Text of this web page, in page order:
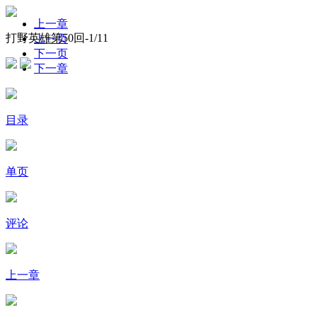
打野英雄第50回-1/11
上一章
上一页
下一页
下一章
目录
单页
评论
上一章